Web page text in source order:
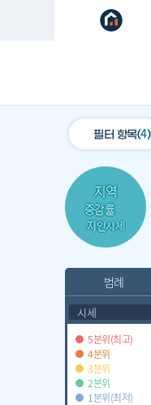
필터 항목(4)
지역
증감률
지인시세
범례
시세
5분위(최고)
4분위
3분위
2분위
1분위(최저)